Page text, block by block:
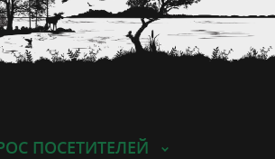
ПОСЕТИТЕЛЕЙ